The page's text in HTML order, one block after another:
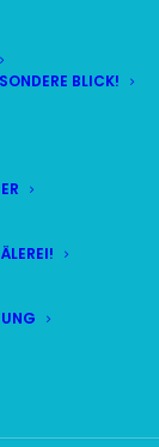
BLICK!
UHR
FREIMANN